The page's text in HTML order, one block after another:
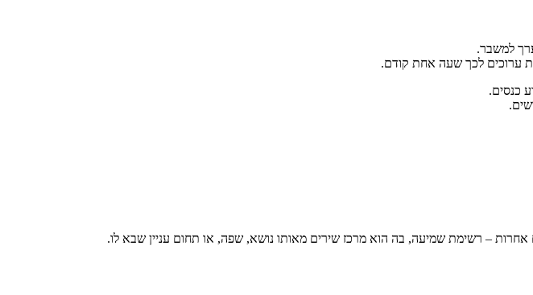
למשבר.
ערוכים לכך שעה אחת קודם.
אחרות – רשימת שמיעה, בה הוא מרכז שירים מאותו נושא, שפה, או תחום עניין שבא לו.